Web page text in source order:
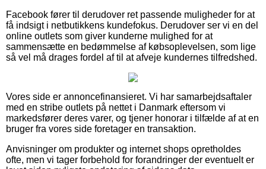
Facebook fører til derudover ret passende muligheder for at
få indsigt i netbutikkens kundefokus. Derudover ser vi en del
online outlets som giver kunderne mulighed for at
sammensætte en bedømmelse af købsoplevelsen, som lige
så vel må drages fordel af til at afveje kundernes tilfredshed.
Vores side er annoncefinansieret. Vi har samarbejdsaftaler
med en stribe outlets på nettet i Danmark eftersom vi
markedsfører deres varer, og tjener honorar i tilfælde af at en
bruger fra vores side foretager en transaktion.
Anvisninger om produkter og internet shops opretholdes
ofte, men vi tager forbehold for forandringer der eventuelt er